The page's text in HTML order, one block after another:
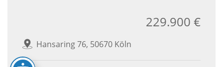
Hansaring 76, 50670 Köln
229.900 €